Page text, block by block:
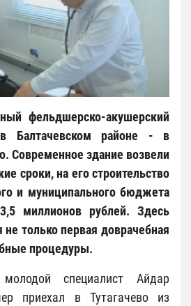
фельдшерско-акушерский
Балтачевском районе - в
Современное здание возвели
сроки, на его строительство
и муниципального бюджета
миллионов рублей. Здесь
не только первая доврачебная
процедуры.
специалист Айдар
приехал в Тутагачево из